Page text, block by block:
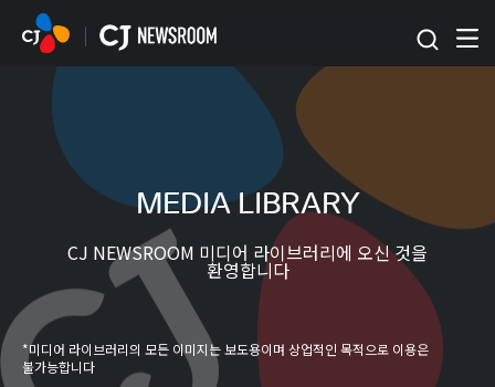
본문 바로가기
MEDIA LIBRARY
CJ NEWSROOM 미디어 라이브러리에 오신 것을
환영합니다
*미디어 라이브러리의 모든 이미지는 보도용이며 상업적인 목적으로 이용은
불가능합니다